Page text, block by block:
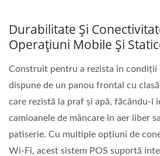
Durabilitate Și
Operațiuni Mobile Și
Construit pentru a rezista în condiții
dispune de un panou frontal cu
care rezistă la praf și apă, făcându-l
camioanele de mâncare în aer liber
patiserie. Cu multiple opțiuni de
Wi-Fi, acest sistem POS suportă